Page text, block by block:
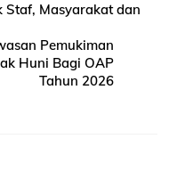
Staf, Masyarakat dan
Pemukiman
Huni Bagi OAP
Tahun 2026